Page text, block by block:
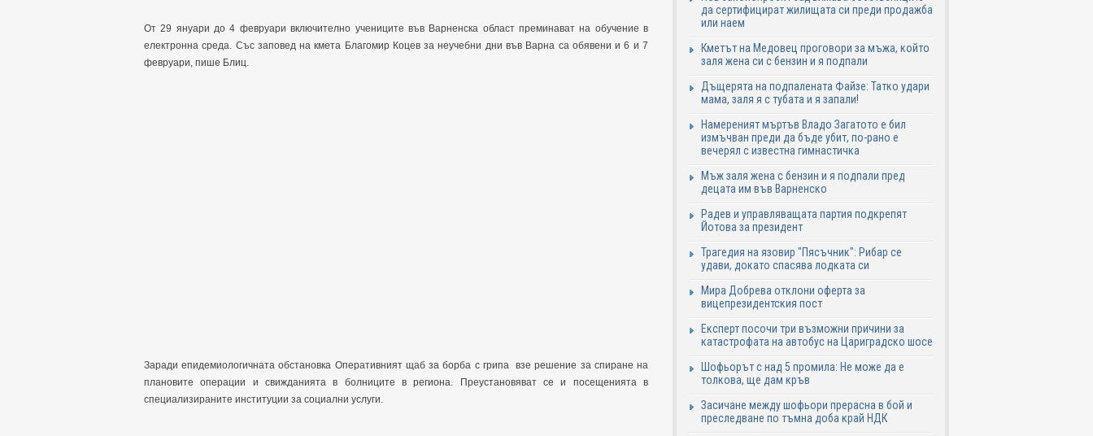
От 29 януари до 4 февруари включително учениците във Варненска област преминават на обучение в
електронна среда. Със заповед на кмета Благомир Коцев за неучебни дни във Варна са обявени и 6 и 7
февруари, пише Блиц.
Заради епидемиологичната обстановка Оперативният щаб за борба с грипа взе решение за спиране на
плановите операции и свижданията в болниците в региона. Преустановяват се и посещенията в
специализираните институции за социални услуги.
да сертифицират жилищата си преди продажба
или наем
Кметът на Медовец проговори за мъжа, който
заля жена си с бензин и я подпали
Дъщерята на подпалената Файзе: Татко удари
мама, заля я с тубата и я запали!
Намереният мъртъв Владо Загатото е бил
измъчван преди да бъде убит, по-рано е
вечерял с известна гимнастичка
Мъж заля жена с бензин и я подпали пред
децата им във Варненско
Радев и управляващата партия подкрепят
Йотова за президент
Трагедия на язовир "Пясъчник": Рибар се
удави, докато спасява лодката си
Мира Добрева отклони оферта за
вицепрезидентския пост
Експерт посочи три възможни причини за
катастрофата на автобус на Цариградско шосе
Шофьорът с над 5 промила: Не може да е
толкова, ще дам кръв
Засичане между шофьори прерасна в бой и
преследване по тъмна доба край НДК